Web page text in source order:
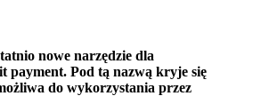
nowe narzędzie dla
payment. Pod tą nazwą kryje się
do wykorzystania przez